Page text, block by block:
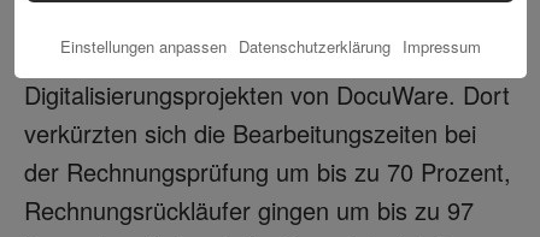
Prozesskette ist, zeigen Erfahrungen aus
Digitalisierungsprojekten von DocuWare. Dort
verkürzten sich die Bearbeitungszeiten bei
der Rechnungsprüfung um bis zu 70 Prozent,
Rechnungsrückläufer gingen um bis zu 97
Einstellungen anpassen Datenschutzerklärung Impressum